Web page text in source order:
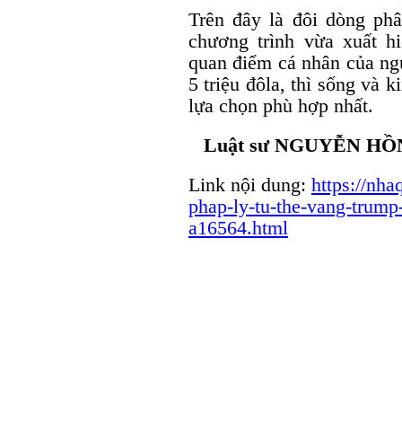
Trên đây là đôi dòng
chương trình vừa xuất
quan điểm cá nhân của
5 triệu đôla, thì sống và
lựa chọn phù hợp nhất.
Luật sư NGUYỄN
Link nội dung: https://
phap-ly-tu-the-vang-
a16564.html